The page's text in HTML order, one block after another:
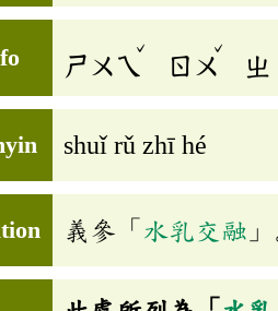
ㄕㄨㄟ
ˇ
ㄖㄨ
ˇ
ㄓ
shuǐ rǔ zhī hé
義參「 水乳交融